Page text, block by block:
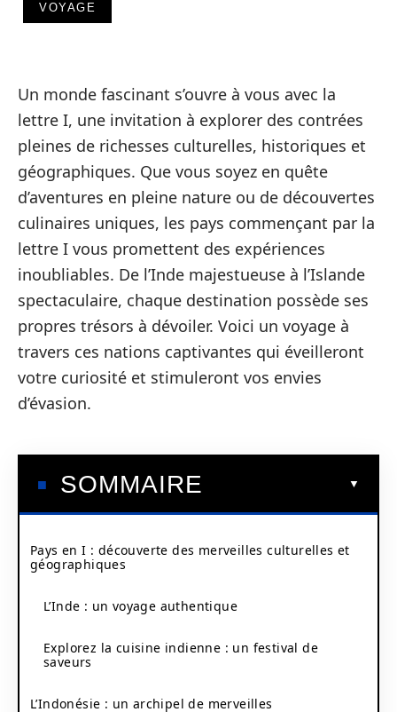
VOYAGE
Un monde fascinant s’ouvre à vous avec la
lettre I, une invitation à explorer des contrées
pleines de richesses culturelles, historiques et
géographiques. Que vous soyez en quête
d’aventures en pleine nature ou de découvertes
culinaires uniques, les pays commençant par la
lettre I vous promettent des expériences
inoubliables. De l’Inde majestueuse à l’Islande
spectaculaire, chaque destination possède ses
propres trésors à dévoiler. Voici un voyage à
travers ces nations captivantes qui éveilleront
votre curiosité et stimuleront vos envies
d’évasion.
SOMMAIRE
Pays en I : découverte des merveilles culturelles et
géographiques
L’Inde : un voyage authentique
Explorez la cuisine indienne : un festival de
saveurs
L’Indonésie : un archipel de merveilles